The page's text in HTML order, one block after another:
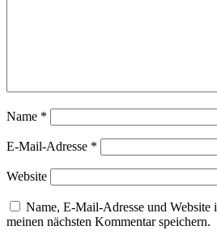
Name *
E-Mail-Adresse *
Website
Name, E-Mail-Adresse und Website
meinen nächsten Kommentar speichern.